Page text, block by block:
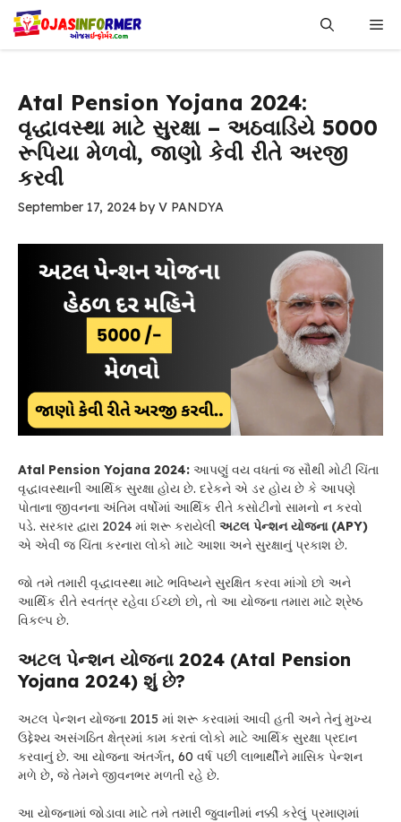
Skip
content
Atal Pension Yojana 2024:
વૃદ્ધાવસ્થા માટે સુરક્ષા – અઠવાડિયે 5000
રૂપિયા મેળવો, જાણો કેવી રીતે અરજી
કરવી
September 17, 2024 byV PANDYA
Atal Pension Yojana 2024: આપણું વય વધતાં જ સૌથી મોટી ચિંતા
વૃદ્ધાવસ્થાની આર્થિક સુરક્ષા હોય છે. દરેકને એ ડર હોય છે કે આપણે
પોતાના જીવનના અંતિમ વર્ષોમાં આર્થિક રીતે કસોટીનો સામનો ન કરવો
પડે. સરકાર દ્વારા 2024 માં શરૂ કરાયેલી અટલ પેન્શન યોજના (APY)
એ એવી જ ચિંતા કરનારા લોકો માટે આશા અને સુરક્ષાનું પ્રકાશ છે.
જો તમે તમારી વૃદ્ધાવસ્થા માટે ભવિષ્યને સુરક્ષિત કરવા માંગો છો અને
આર્થિક રીતે સ્વતંત્ર રહેવા ઈચ્છો છો, તો આ યોજના તમારા માટે શ્રેષ્ઠ
વિકલ્પ છે.
અટલ પેન્શન યોજના 2024 (Atal Pension
Yojana 2024) શું છે?
અટલ પેન્શન યોજના 2015 માં શરૂ કરવામાં આવી હતી અને તેનું મુખ્ય
ઉદ્દેશ્ય અસંગઠિત ક્ષેત્રમાં કામ કરતાં લોકો માટે આર્થિક સુરક્ષા પ્રદાન
કરવાનું છે. આ યોજના અંતર્ગત, 60 વર્ષ પછી લાભાર્થીને માસિક પેન્શન
મળે છે, જે તેમને જીવનભર મળતી રહે છે.
આ યોજનામાં જોડાવા માટે તમે તમારી જુવાનીમાં નક્કી કરેલું પ્રમાણમાં